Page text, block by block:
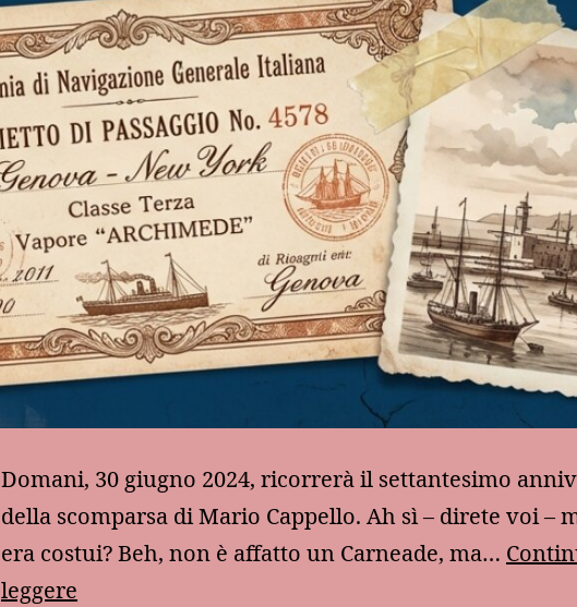
Domani, 30 giugno 2024, ricorrerà il settantesimo
della scomparsa di Mario Cappello. Ah sì – direte voi –
era costui? Beh, non è affatto un Carneade, ma…
leggere